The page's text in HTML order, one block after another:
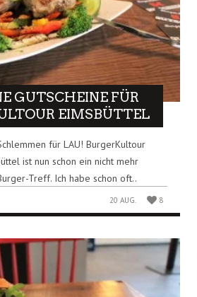
GUTSCHEINE FÜR
EIMSBÜTTEL
für LAU! BurgerKultour
ist nun schon ein nicht mehr
Treff. Ich habe schon oft..
20 AUG. 8